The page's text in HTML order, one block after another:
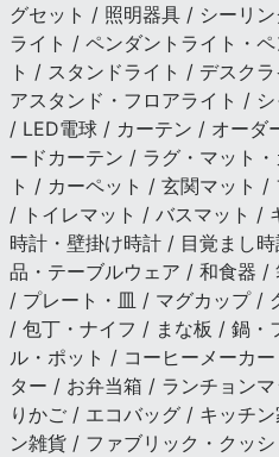
グセット / 照明器具 / シーリ
ライト / ペンダントライト・
ト / スタンドライト / デスク
アスタンド・フロアライト /
/ LED電球 / カーテン / オーダ
ードカーテン / ラグ・マット
ト / カーペット / 玄関マット /
/ トイレマット / バスマット /
時計・壁掛け時計 / 目覚まし
品・テーブルウェア / 和食器
/ プレート・皿 / マグカップ /
/ 包丁・ナイフ / まな板 / 鍋・
ル・ポット / コーヒーメーカ
ター / お弁当箱 / ランチョン
りかご / エコバッグ / キッチ
ン雑貨 / ファブリック・クッ